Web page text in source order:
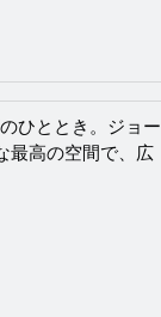
ひととき。ジョー
最高の空間で、広